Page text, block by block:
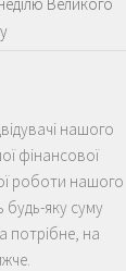
Великого
нашого
фінансової
роботи нашого
будь-яку суму
потрібне, на